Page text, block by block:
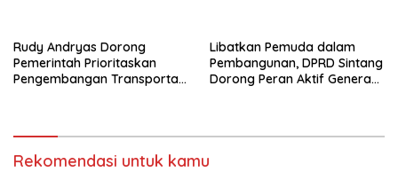
Rudy Andryas Dorong
Pemerintah Prioritaskan
Pengembangan Transportasi
Libatkan Pemuda dalam
Pembangunan, DPRD Sintang
Dorong Peran Aktif Generasi
Rekomendasi untuk kamu